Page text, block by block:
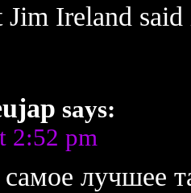
Jim Ireland
says:
2:52 pm
лучшее